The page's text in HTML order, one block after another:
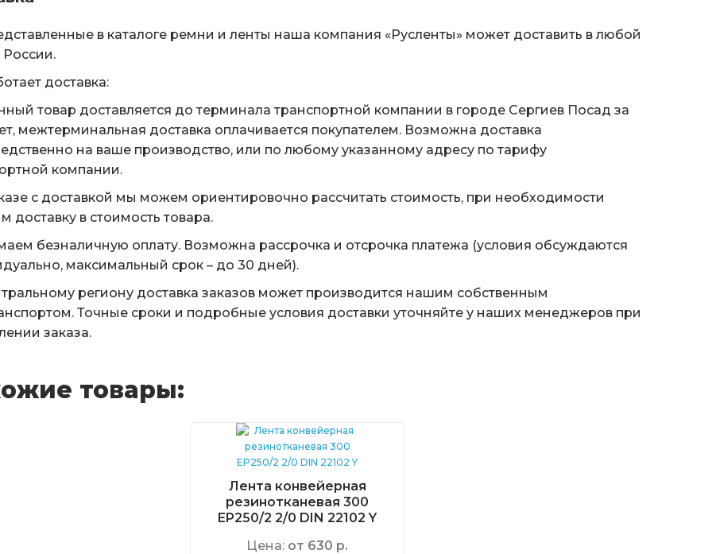
в каталоге ремни и ленты наша компания «Русленты» может доставить в любой
России.
доставка:
товар доставляется до терминала транспортной компании в городе Сергиев Посад за
межтерминальная доставка оплачивается покупателем. Возможна доставка
на ваше производство, или по любому указанному адресу по тарифу
компании.
с доставкой мы можем ориентировочно рассчитать стоимость, при необходимости
доставку в стоимость товара.
безналичную оплату. Возможна рассрочка и отсрочка платежа (условия обсуждаются
максимальный срок – до 30 дней).
региону доставка заказов может производится нашим собственным
Точные сроки и подробные условия доставки уточняйте у наших менеджеров при
заказа.
товары:
Лента конвейерная
резинотканевая 300
EP250/2 2/0 DIN 22102 Y
Цена: от 630 р.